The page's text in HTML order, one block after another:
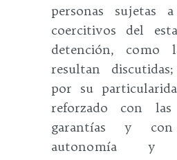
personas sujetas
coercitivos del
detención, como
resultan
por su
reforzado con
garantías y
autonomía y